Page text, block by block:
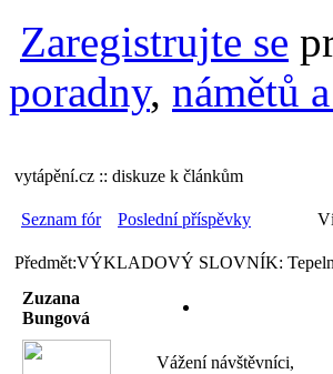
Zaregistrujte se
poradny, námětů
vytápění.cz :: diskuze k článkům
Seznam fór Poslední příspěvky
Předmět:VÝKLADOVÝ SLOVNÍK:
Zuzana
Bungová
Vážení návštěvníci,